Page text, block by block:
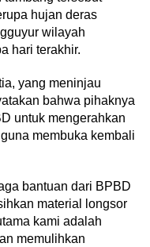
hujan deras
wilayah
hari terakhir.
yang meninjau
bahwa pihaknya
untuk mengerahkan
membuka kembali
bantuan dari BPBD
material longsor
kami adalah
memulihkan